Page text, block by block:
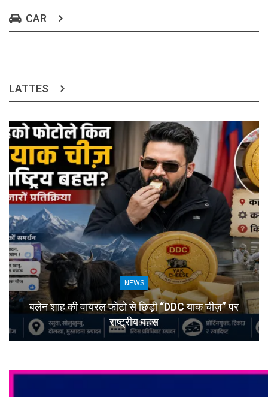
CAR
LATTES
NEWS
बलेन शाह की वायरल फोटो से छिड़ी “DDC याक चीज़” पर
राष्ट्रीय बहस